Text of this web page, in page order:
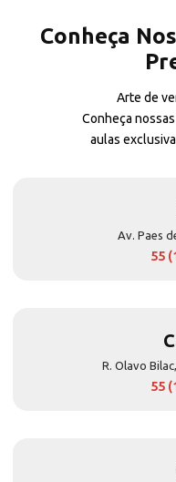
Conheça
Arte de
Conheça
aulas
Av. Paes
55
R. Olavo
55